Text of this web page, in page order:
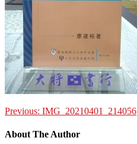
Previous: IMG_20210401_214056
About The Author